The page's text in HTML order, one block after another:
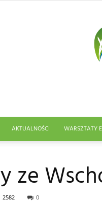
AKTUALNOŚCI WARSZTATY
ze
2582 0